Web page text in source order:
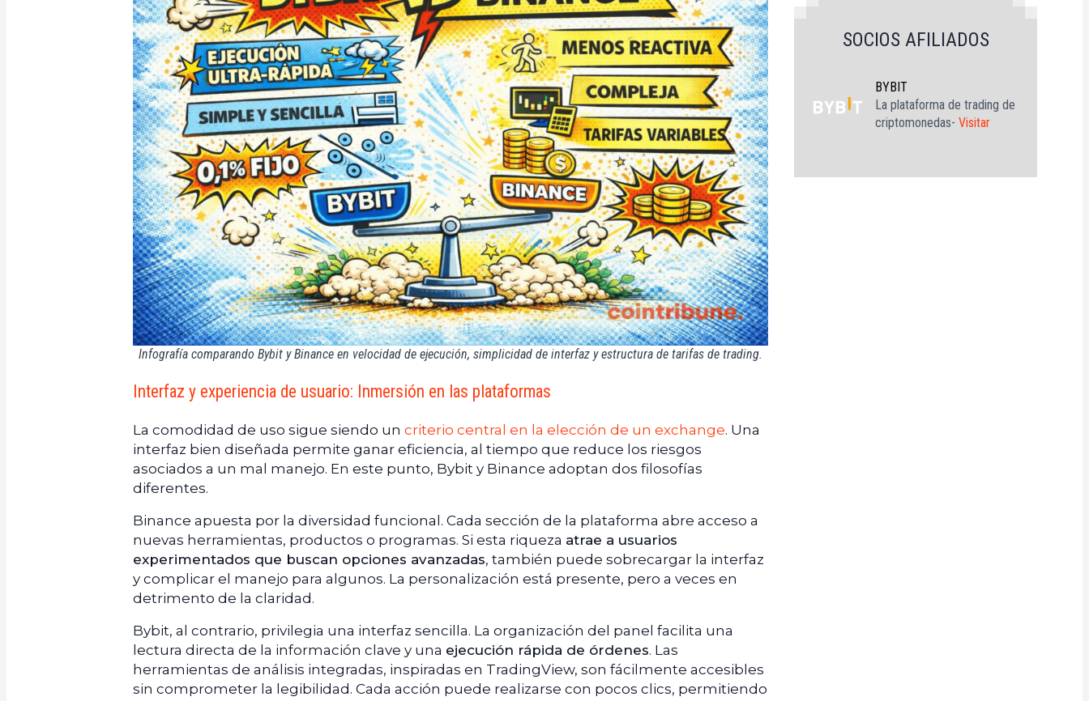
Infografía comparando Bybit y Binance en velocidad de ejecución, simplicidad de interfaz y estructura de tarifas de trading.
Interfaz y experiencia de usuario: Inmersión en las plataformas
La comodidad de uso sigue siendo un criterio central en la elección de un exchange. Una
interfaz bien diseñada permite ganar eficiencia, al tiempo que reduce los riesgos
asociados a un mal manejo. En este punto, Bybit y Binance adoptan dos filosofías
diferentes.
Binance apuesta por la diversidad funcional. Cada sección de la plataforma abre acceso a
nuevas herramientas, productos o programas. Si esta riqueza atrae a usuarios
experimentados que buscan opciones avanzadas, también puede sobrecargar la interfaz
y complicar el manejo para algunos. La personalización está presente, pero a veces en
detrimento de la claridad.
Bybit, al contrario, privilegia una interfaz sencilla. La organización del panel facilita una
lectura directa de la información clave y una ejecución rápida de órdenes. Las
herramientas de análisis integradas, inspiradas en TradingView, son fácilmente accesibles
sin comprometer la legibilidad. Cada acción puede realizarse con pocos clics, permitiendo
SOCIOS AFILIADOS
BYBIT
La plataforma de trading de
criptomonedas- Visitar